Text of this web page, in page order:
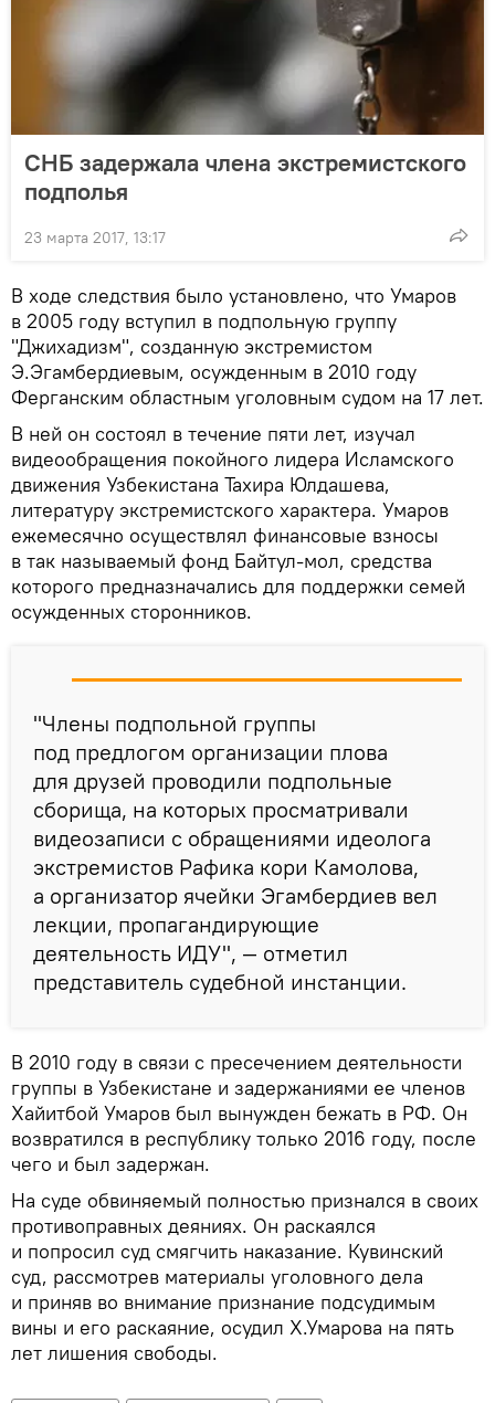
СНБ задержала члена экстремистского
подполья
23 марта 2017, 13:17
В ходе следствия было установлено, что Умаров
в 2005 году вступил в подпольную группу
"Джихадизм", созданную экстремистом
Э.Эгамбердиевым, осужденным в 2010 году
Ферганским областным уголовным судом на 17 лет.
В ней он состоял в течение пяти лет, изучал
видеообращения покойного лидера Исламского
движения Узбекистана Тахира Юлдашева,
литературу экстремистского характера. Умаров
ежемесячно осуществлял финансовые взносы
в так называемый фонд Байтул-мол, средства
которого предназначались для поддержки семей
осужденных сторонников.
"Члены подпольной группы
под предлогом организации плова
для друзей проводили подпольные
сборища, на которых просматривали
видеозаписи с обращениями идеолога
экстремистов Рафика кори Камолова,
а организатор ячейки Эгамбердиев вел
лекции, пропагандирующие
деятельность ИДУ", — отметил
представитель судебной инстанции.
В 2010 году в связи с пресечением деятельности
группы в Узбекистане и задержаниями ее членов
Хайитбой Умаров был вынужден бежать в РФ. Он
возвратился в республику только 2016 году, после
чего и был задержан.
На суде обвиняемый полностью признался в своих
противоправных деяниях. Он раскаялся
и попросил суд смягчить наказание. Кувинский
суд, рассмотрев материалы уголовного дела
и приняв во внимание признание подсудимым
вины и его раскаяние, осудил Х.Умарова на пять
лет лишения свободы.